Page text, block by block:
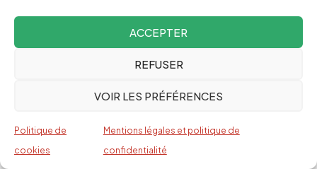
ACCEPTER
REFUSER
VOIR LES PRÉFÉRENCES
Politique de
cookies
Mentions légales et politique de
confidentialité
Unis mènent sans relâche contre la Russie
SYBIL FARES
Les liens de Lionel Messi avec Netanyahou,
d’élite 8200
ALAN MACLEOD